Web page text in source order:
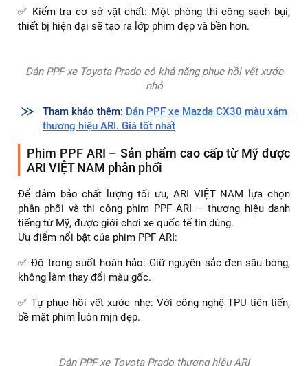
✅ Kiểm tra cơ sở vật chất: Một phòng thi công sạch bụi,
thiết bị hiện đại sẽ tạo ra lớp phim đẹp và bền hơn.
Dán PPF xe Toyota Prado có khả năng phục hồi vết xước
nhỏ
Tham khảo thêm: Dán PPF xe Mazda CX30 màu xám
thương hiệu ARI. Giá tốt nhất
Phim PPF ARI – Sản phẩm cao cấp từ Mỹ được
ARI VIỆT NAM phân phối
Để đảm bảo chất lượng tối ưu, ARI VIỆT NAM lựa chọn
phân phối và thi công phim PPF ARI – thương hiệu danh
tiếng từ Mỹ, được giới chơi xe quốc tế tin dùng.
Ưu điểm nổi bật của phim PPF ARI:
✅ Độ trong suốt hoàn hảo: Giữ nguyên sắc đen sâu bóng,
không làm thay đổi màu gốc.
✅ Tự phục hồi vết xước nhẹ: Với công nghệ TPU tiên tiến,
bề mặt phim luôn mịn đẹp.